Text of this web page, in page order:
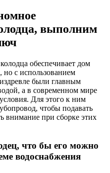
выполним
обеспечивает дом
с использованием
были главным
а в современном мире
Для этого к ним
чтобы подавать
внимание при сборке этих
что бы его можно
водоснабжения